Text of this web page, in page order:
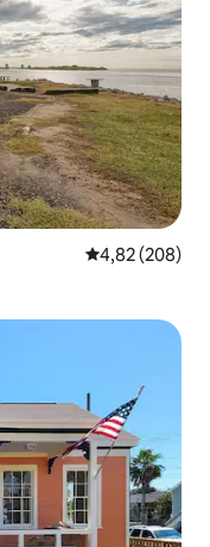
Средна
4,82 (208)